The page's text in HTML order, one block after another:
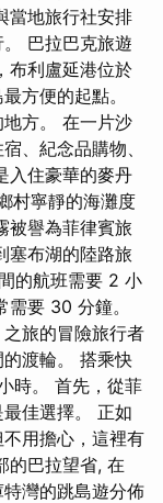
當地旅行社安排
巴拉巴克旅遊
布利盧延港位於
方便的起點。
方。 在一片沙
、紀念品購物、
入住豪華的麥丹
村寧靜的海灘度
被譽為菲律賓旅
塞布湖的陸路旅
的航班​​需要 2 小
要 30 分鐘。
旅的冒險旅行者
渡輪。 搭乘快
時。 首先，從菲
佳選擇。 正如
用擔心，這裡有
的巴拉望省, 在
灣的跳島遊分佈